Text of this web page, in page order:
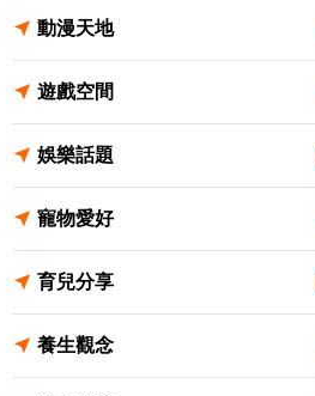
動漫天地
遊戲空間
娛樂話題
寵物愛好
育兒分享
養生觀念